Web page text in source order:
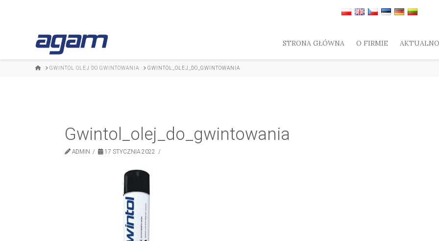
STRONA GŁÓWNA O FIRMIE
HOMEGWINTOL OLEJ DO GWINTOWANIA GWINTOL_OLEJ_DO_GWINTOWANIA
Gwintol_olej_do_gwintowania
ADMIN 17 STYCZNIA 2022